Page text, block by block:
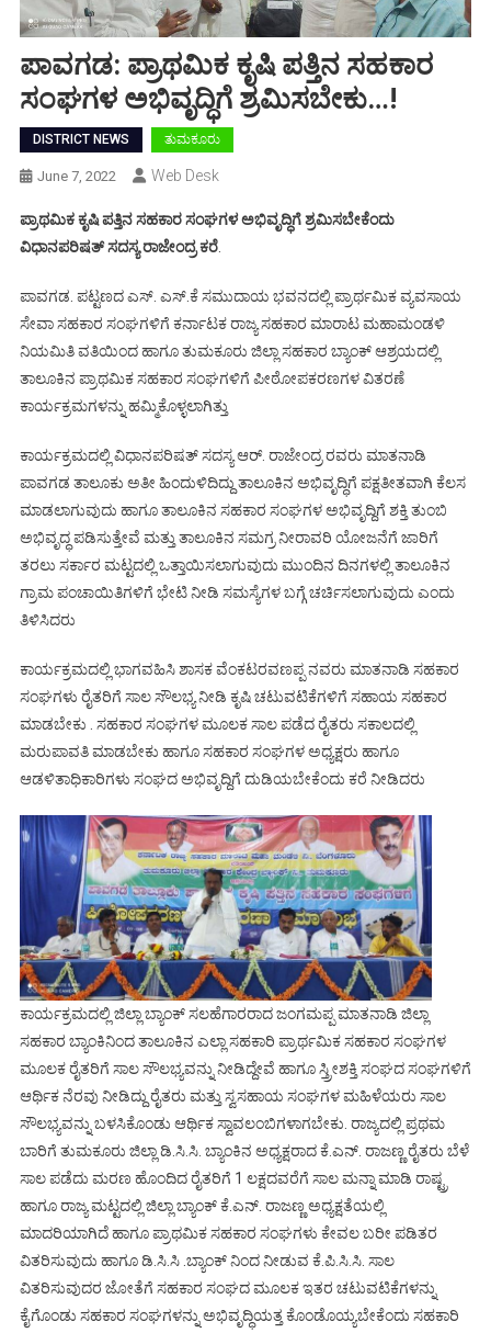
ಪಾವಗಡ: ಪ್ರಾಥಮಿಕ ಕೃಷಿ ಪತ್ತಿನ ಸಹಕಾರ
ಸಂಘಗಳ ಅಭಿವೃದ್ಧಿಗೆ ಶ್ರಮಿಸಬೇಕು…!
DISTRICT NEWS ತುಮಕೂರು
June 7, 2022 Web Desk
ಪ್ರಾಥಮಿಕ ಕೃಷಿ ಪತ್ತಿನ ಸಹಕಾರ ಸಂಘಗಳ ಅಭಿವೃದ್ಧಿಗೆ ಶ್ರಮಿಸಬೇಕೆಂದು
ವಿಧಾನಪರಿಷತ್ ಸದಸ್ಯ ರಾಜೇಂದ್ರ ಕರೆ.
ಪಾವಗಡ. ಪಟ್ಟಣದ ಎಸ್. ಎಸ್.ಕೆ ಸಮುದಾಯ ಭವನದಲ್ಲಿ ಪ್ರಾರ್ಥಮಿಕ ವ್ಯವಸಾಯ
ಸೇವಾ ಸಹಕಾರ ಸಂಘಗಳಿಗೆ ಕರ್ನಾಟಕ ರಾಜ್ಯ ಸಹಕಾರ ಮಾರಾಟ ಮಹಾಮಂಡಳಿ
ನಿಯಮಿತಿ ವತಿಯಿಂದ ಹಾಗೂ ತುಮಕೂರು ಜಿಲ್ಲಾ ಸಹಕಾರ ಬ್ಯಾಂಕ್ ಆಶ್ರಯದಲ್ಲಿ
ತಾಲೂಕಿನ ಪ್ರಾಥಮಿಕ ಸಹಕಾರ ಸಂಘಗಳಿಗೆ ಪೀಠೋಪಕರಣಗಳ ವಿತರಣೆ
ಕಾರ್ಯಕ್ರಮಗಳನ್ನು ಹಮ್ಮಿಕೊಳ್ಳಲಾಗಿತ್ತು
ಕಾರ್ಯಕ್ರಮದಲ್ಲಿ ವಿಧಾನಪರಿಷತ್ ಸದಸ್ಯ ಆರ್. ರಾಜೇಂದ್ರ ರವರು ಮಾತನಾಡಿ
ಪಾವಗಡ ತಾಲೂಕು ಅತೀ ಹಿಂದುಳಿದಿದ್ದು ತಾಲೂಕಿನ ಅಭಿವೃದ್ಧಿಗೆ ಪಕ್ಷತೀತವಾಗಿ ಕೆಲಸ
ಮಾಡಲಾಗುವುದು ಹಾಗೂ ತಾಲೂಕಿನ ಸಹಕಾರ ಸಂಘಗಳ ಅಭಿವೃದ್ದಿಗೆ ಶಕ್ತಿ ತುಂಬಿ
ಅಭಿವೃದ್ಧ ಪಡಿಸುತ್ತೇವೆ ಮತ್ತು ತಾಲೂಕಿನ ಸಮಗ್ರ ನೀರಾವರಿ ಯೋಜನೆಗೆ ಜಾರಿಗೆ
ತರಲು ಸರ್ಕಾರ ಮಟ್ಟದಲ್ಲಿ ಒತ್ತಾಯಿಸಲಾಗುವುದು ಮುಂದಿನ ದಿನಗಳಲ್ಲಿ ತಾಲೂಕಿನ
ಗ್ರಾಮ ಪಂಚಾಯಿತಿಗಳಿಗೆ ಭೇಟಿ ನೀಡಿ ಸಮಸ್ಯೆಗಳ ಬಗ್ಗೆ ಚರ್ಚಿಸಲಾಗುವುದು ಎಂದು
ತಿಳಿಸಿದರು
ಕಾರ್ಯಕ್ರಮದಲ್ಲಿ ಭಾಗವಹಿಸಿ ಶಾಸಕ ವೆಂಕಟರವಣಪ್ಪ ನವರು ಮಾತನಾಡಿ ಸಹಕಾರ
ಸಂಘಗಳು ರೈತರಿಗೆ ಸಾಲ ಸೌಲಭ್ಯ ನೀಡಿ ಕೃಷಿ ಚಟುವಟಿಕೆಗಳಿಗೆ ಸಹಾಯ ಸಹಕಾರ
ಮಾಡಬೇಕು . ಸಹಕಾರ ಸಂಘಗಳ ಮೂಲಕ ಸಾಲ ಪಡೆದ ರೈತರು ಸಕಾಲದಲ್ಲಿ
ಮರುಪಾವತಿ ಮಾಡಬೇಕು ಹಾಗೂ ಸಹಕಾರ ಸಂಘಗಳ ಅಧ್ಯಕ್ಷರು ಹಾಗೂ
ಆಡಳಿತಾಧಿಕಾರಿಗಳು ಸಂಘದ ಅಭಿವೃದ್ದಿಗೆ ದುಡಿಯಬೇಕೆಂದು ಕರೆ ನೀಡಿದರು
ಕಾರ್ಯಕ್ರಮದಲ್ಲಿ ಜಿಲ್ಲಾ ಬ್ಯಾಂಕ್ ಸಲಹೆಗಾರರಾದ ಜಂಗಮಪ್ಪ ಮಾತನಾಡಿ ಜಿಲ್ಲಾ
ಸಹಕಾರ ಬ್ಯಾಂಕಿನಿಂದ ತಾಲೂಕಿನ ಎಲ್ಲಾ ಸಹಕಾರಿ ಪ್ರಾರ್ಥಮಿಕ ಸಹಕಾರ ಸಂಘಗಳ
ಮೂಲಕ ರೈತರಿಗೆ ಸಾಲ ಸೌಲಭ್ಯವನ್ನು ನೀಡಿದ್ದೇವೆ ಹಾಗೂ ಸ್ತ್ರೀಶಕ್ತಿ ಸಂಘದ ಸಂಘಗಳಿಗೆ
ಆರ್ಥಿಕ ನೆರವು ನೀಡಿದ್ದು ರೈತರು ಮತ್ತು ಸ್ವಸಹಾಯ ಸಂಘಗಳ ಮಹಿಳೆಯರು ಸಾಲ
ಸೌಲಭ್ಯವನ್ನು ಬಳಸಿಕೊಂಡು ಆರ್ಥಿಕ ಸ್ವಾವಲಂಬಿಗಳಾಗಬೇಕು. ರಾಜ್ಯದಲ್ಲಿ ಪ್ರಥಮ
ಬಾರಿಗೆ ತುಮಕೂರು ಜಿಲ್ಲಾ ಡಿ.ಸಿ.ಸಿ. ಬ್ಯಾಂಕಿನ ಅಧ್ಯಕ್ಷರಾದ ಕೆ.ಎನ್. ರಾಜಣ್ಣ ರೈತರು ಬೆಳೆ
ಸಾಲ ಪಡೆದು ಮರಣ ಹೊಂದಿದ ರೈತರಿಗೆ 1 ಲಕ್ಷದವರೆಗೆ ಸಾಲ ಮನ್ನಾ ಮಾಡಿ ರಾಷ್ಟ್ರ
ಹಾಗೂ ರಾಜ್ಯ ಮಟ್ಟದಲ್ಲಿ ಜಿಲ್ಲಾ ಬ್ಯಾಂಕ್ ಕೆ.ಎನ್. ರಾಜಣ್ಣ ಅಧ್ಯಕ್ಷತೆಯಲ್ಲಿ
ಮಾದರಿಯಾಗಿದೆ ಹಾಗೂ ಪ್ರಾಥಮಿಕ ಸಹಕಾರ ಸಂಘಗಳು ಕೇವಲ ಬರೀ ಪಡಿತರ
ವಿತರಿಸುವುದು ಹಾಗೂ ಡಿ.ಸಿ.ಸಿ .ಬ್ಯಾಂಕ್ ನಿಂದ ನೀಡುವ ಕೆ.ಪಿ.ಸಿ.ಸಿ. ಸಾಲ
ವಿತರಿಸುವುದರ ಜೋತೆಗೆ ಸಹಕಾರ ಸಂಘದ ಮೂಲಕ ಇತರ ಚಟುವಟಿಕೆಗಳನ್ನು
ಕೈಗೊಂಡು ಸಹಕಾರ ಸಂಘಗಳನ್ನು ಅಭಿವೃದ್ಧಿಯತ್ತ ಕೊಂಡೊಯ್ಯಬೇಕೆಂದು ಸಹಕಾರಿ